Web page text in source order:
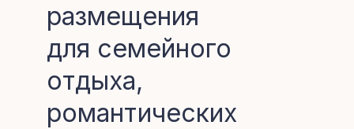
размещения
для семейного
отдыха,
романтических